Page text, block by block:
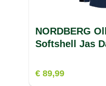
NORDBERG
€ 89,99